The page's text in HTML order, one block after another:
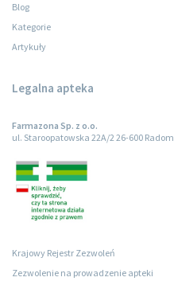
Blog
Kategorie
Artykuły
Legalna apteka
Farmazona Sp. z o.o.
ul. Staroopatowska 22A/2 26-600 Radom
Krajowy Rejestr Zezwoleń
Zezwolenie na prowadzenie apteki